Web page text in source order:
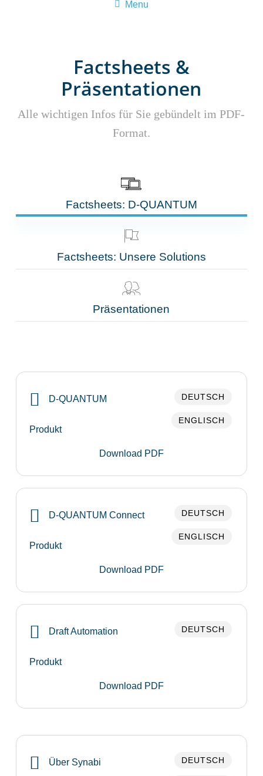
Menu
Factsheets &
Präsentationen
Alle wichtigen Infos für Sie gebündelt im PDF-
Format.
Factsheets: D-QUANTUM
Factsheets: Unsere Solutions
Präsentationen
D-QUANTUM
Produkt
Download PDF
DEUTSCH
ENGLISCH
D-QUANTUM Connect
Produkt
Download PDF
DEUTSCH
ENGLISCH
Draft Automation
Produkt
Download PDF
DEUTSCH
Über Synabi DEUTSCH